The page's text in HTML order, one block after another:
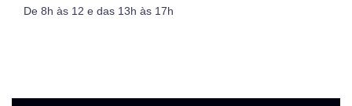
De 8h às 12 e das 13h às 17h